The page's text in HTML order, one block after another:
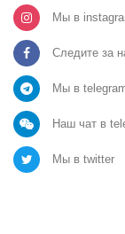
Мы в
Следите за
Мы в
Наш чат в
Мы в twitter